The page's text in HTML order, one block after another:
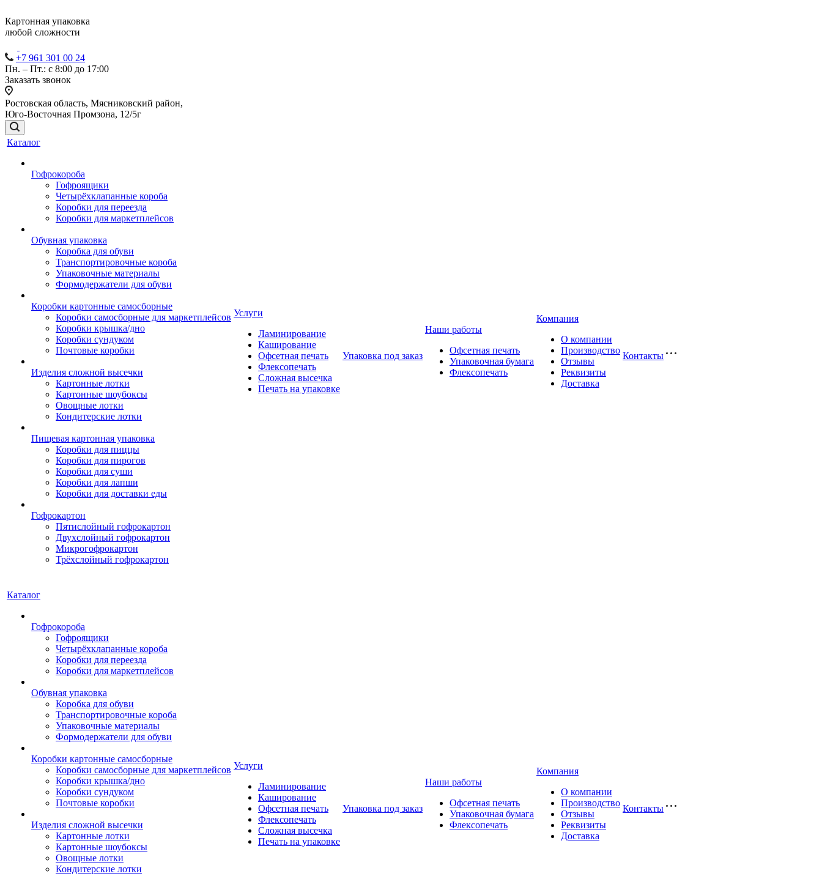
Картонная упаковка
любой сложности
+7 961 301 00 24
Пн. – Пт.: с 8:00 до 17:00
Заказать звонок
Ростовская область, Мясниковский район,
Юго-Восточная Промзона, 12/5г
Каталог
Гофрокороба
Гофроящики
Четырёхклапанные короба
Коробки для переезда
Коробки для маркетплейсов
Обувная упаковка
Коробка для обуви
Транспортировочные короба
Упаковочные материалы
Формодержатели для обуви
Коробки картонные самосборные
Коробки самосборные для маркетплейсов
Коробки крышка/дно
Коробки сундуком
Почтовые коробки
Изделия сложной высечки
Картонные лотки
Картонные шоубоксы
Овощные лотки
Кондитерские лотки
Пищевая картонная упаковка
Коробки для пиццы
Коробки для пирогов
Коробки для суши
Коробки для лапши
Коробки для доставки еды
Гофрокартон
Пятислойный гофрокартон
Двухслойный гофрокартон
Микрогофрокартон
Трёхслойный гофрокартон
Услуги
Ламинирование
Каширование
Офсетная печать
Флексопечать
Сложная высечка
Печать на упаковке
Упаковка под заказ
Наши работы
Офсетная печать
Упаковочная бумага
Флексопечать
Компания
О компании
Производство
Отзывы
Реквизиты
Доставка
Контакты
Каталог
Гофрокороба
Гофроящики
Четырёхклапанные короба
Коробки для переезда
Коробки для маркетплейсов
Обувная упаковка
Коробка для обуви
Транспортировочные короба
Упаковочные материалы
Формодержатели для обуви
Коробки картонные самосборные
Коробки самосборные для маркетплейсов
Коробки крышка/дно
Коробки сундуком
Почтовые коробки
Изделия сложной высечки
Картонные лотки
Картонные шоубоксы
Овощные лотки
Кондитерские лотки
Услуги
Ламинирование
Каширование
Офсетная печать
Флексопечать
Сложная высечка
Печать на упаковке
Упаковка под заказ
Наши работы
Офсетная печать
Упаковочная бумага
Флексопечать
Компания
О компании
Производство
Отзывы
Реквизиты
Доставка
Контакты